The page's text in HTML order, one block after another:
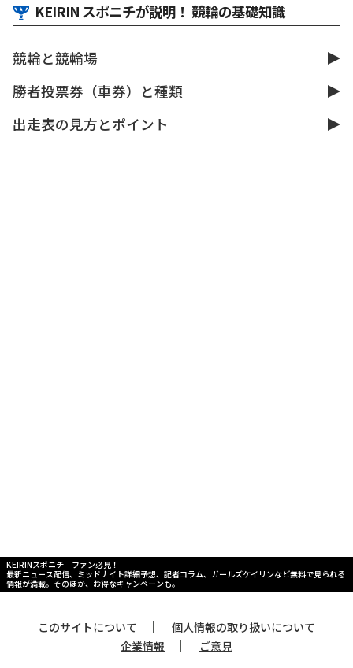
KEIRIN スポニチが説明！ 競輪の基礎知識
競輪と競輪場
勝者投票券（車券）と種類
出走表の見方とポイント
KEIRINスポニチ ファン必見！
最新ニュース配信、ミッドナイト詳細予想、記者コラム、ガールズケイリンなど無料で見られる
情報が満載。そのほか、お得なキャンペーンも。
このサイトについて ｜
個人情報の取り扱いについて
企業情報
｜ ご意見